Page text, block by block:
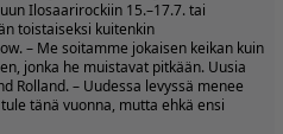
Ilosaarirockiin 15.–17.7. tai
toistaiseksi kuitenkin
– Me soitamme jokaisen keikan kuin
jonka he muistavat pitkään. Uusia
Rolland. – Uudessa levyssä menee
tänä vuonna, mutta ehkä ensi